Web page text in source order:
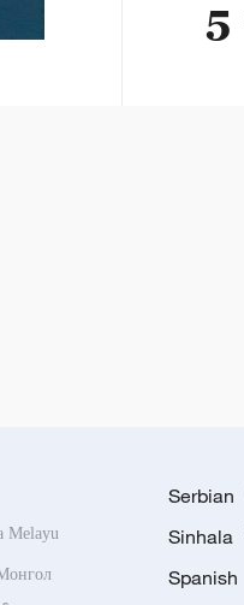
5
Melayu
Serbian
Sinhala
Spanish